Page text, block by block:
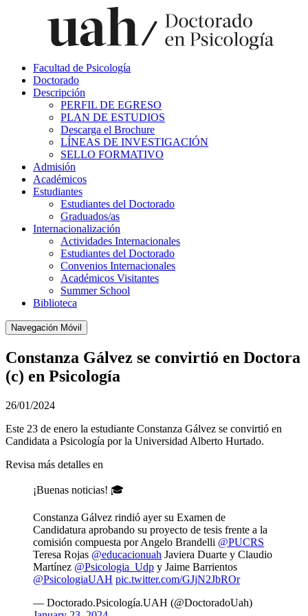
Facultad de Psicología
Doctorado
Descripción
PERFIL DE EGRESO
PLAN DE ESTUDIOS
Descarga el Brochure
LÍNEAS DE INVESTIGACIÓN
SELLO FORMATIVO
Admisión
Académicos
Estudiantes
Estudiantes del Doctorado
Graduados/as
Internacionalización
Actividades Internacionales
Estudiantes del Doctorado
Convenios Internacionales
Académicos Visitantes
Summer School
Biblioteca
Navegación Móvil
Constanza Gálvez se convirtió en Doctora
(c) en Psicología
26/01/2024
Este 23 de enero la estudiante Constanza Gálvez se convirtió en
Candidata a Psicología por la Universidad Alberto Hurtado.
Revisa más detalles en
¡Buenas noticias! 🎓
Constanza Gálvez rindió ayer su Examen de
Candidatura aprobando su proyecto de tesis frente a la
comisión compuesta por Angelo Brandelli @PUCRS
Teresa Rojas @educacionuah Javiera Duarte y Claudio
Martínez @Psicologia_Udp y Jaime Barrientos
@PsicologiaUAH pic.twitter.com/GJjN2JbROr
— Doctorado.Psicología.UAH (@DoctoradoUah)